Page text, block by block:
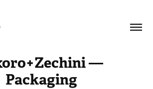
—
Packaging